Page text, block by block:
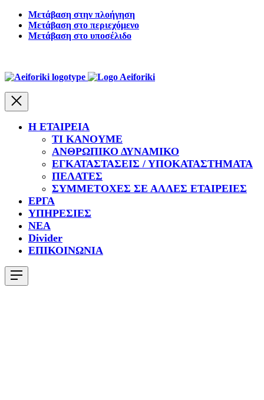
Μετάβαση στην πλοήγηση
Μετάβαση στο περιεχόμενο
Μετάβαση στο υποσέλιδο
Κλείσιμο
Η ΕΤΑΙΡΕΙΑ
ΤΙ ΚΑΝΟΥΜΕ
ΑΝΘΡΩΠΙΚΟ ΔΥΝΑΜΙΚΟ
ΕΓΚΑΤΑΣΤΑΣΕΙΣ / ΥΠΟΚΑΤΑΣΤΗΜΑΤΑ
ΠΕΛΑΤΕΣ
ΣΥΜΜΕΤΟΧΕΣ ΣΕ ΑΛΛΕΣ ΕΤΑΙΡΕΙΕΣ
ΕΡΓΑ
ΥΠΗΡΕΣΙΕΣ
ΝΕΑ
Divider
ΕΠΙΚΟΙΝΩΝΙΑ
Πλοήγηση